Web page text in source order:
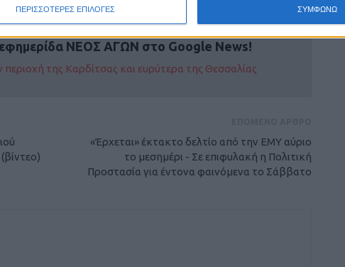
ΠΕΡΙΣΣΟΤΕΡΕΣ ΕΠΙΛΟΓΕΣ ΣΥΜΦΩΝΩ
ΝΕΟΣ ΑΓΩΝ στο Google News!
περιοχή της Καρδίτσας και ευρύτερα της Θεσσαλίας
«Έρχεται» έκτακτο δελτίο από την ΕΜΥ αύριο
το μεσημέρι - Σε επιφυλακή η Πολιτική
Προστασία για έντονα φαινόμενα το Σάββατο